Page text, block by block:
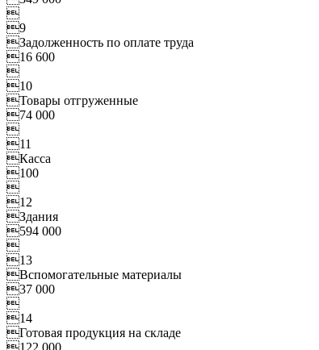

9
Задолженность по оплате труда
16 600

10
Товары отгруженные
74 000

11
Касса
100

12
Здания
594 000

13
Вспомогательные материалы
37 000

14
Готовая продукция на складе